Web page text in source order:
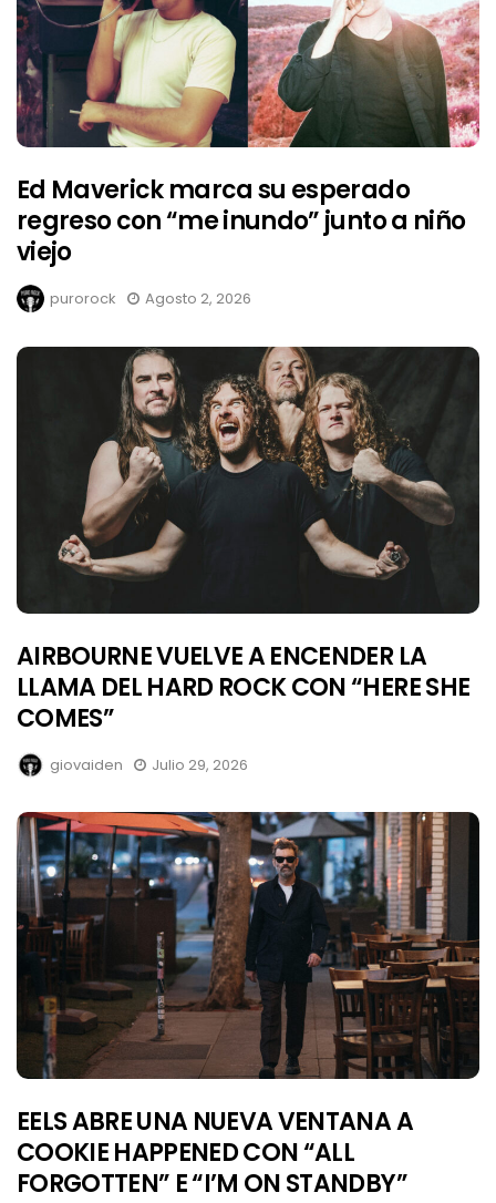
Ed Maverick marca su esperado
regreso con “me inundo” junto a niño
viejo
purorock Agosto 2, 2026
AIRBOURNE VUELVE A ENCENDER LA
LLAMA DEL HARD ROCK CON “HERE SHE
COMES”
giovaiden Julio 29, 2026
EELS ABRE UNA NUEVA VENTANA A
COOKIE HAPPENED CON “ALL
FORGOTTEN” E “I’M ON STANDBY”